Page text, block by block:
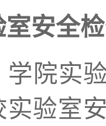
安全
学院实
验室